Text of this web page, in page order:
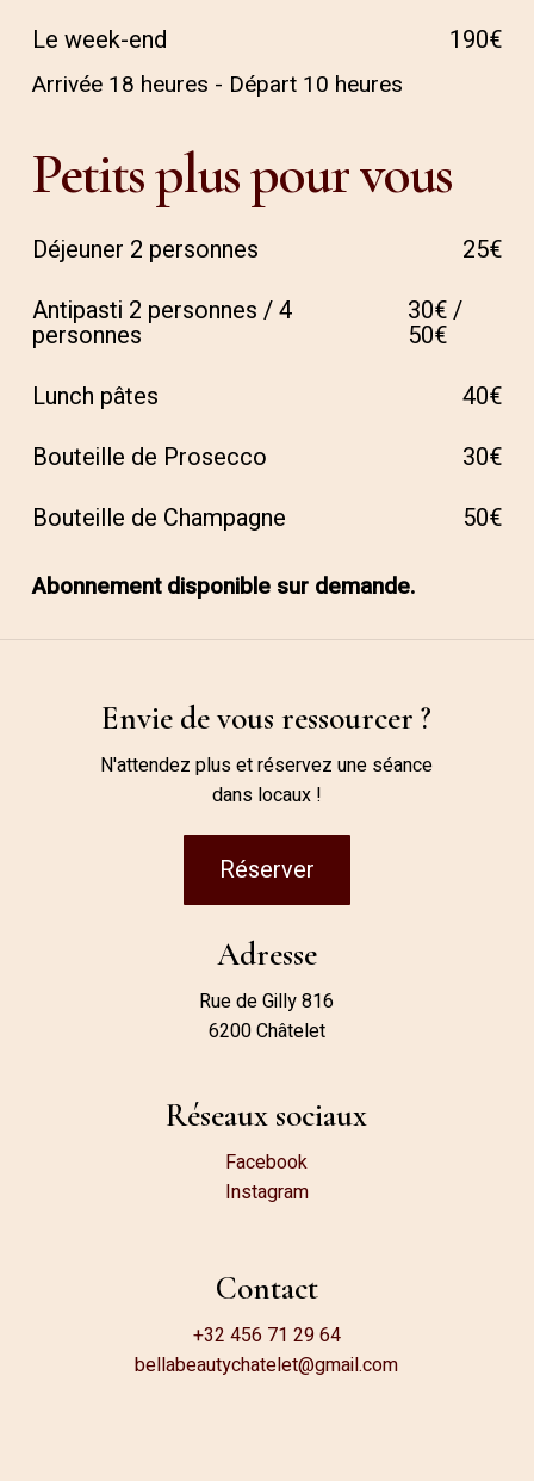
Le week-end
190€
Arrivée 18 heures - Départ 10 heures
Petitspluspourvous
Déjeuner 2 personnes
25€
Antipasti 2 personnes / 4
personnes
30€ /
50€
Lunch pâtes
40€
Bouteille de Prosecco
30€
Bouteille de Champagne
50€
Abonnement disponible sur demande.
Envie de vous ressourcer ?
N'attendez plus et réservez une séance
dans locaux !
Réserver
Adresse
Rue de Gilly 816
6200 Châtelet
Réseaux sociaux
Facebook
Instagram
Contact
+32 456 71 29 64
bellabeautychatelet@gmail.com